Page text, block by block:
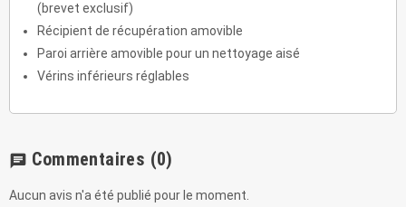
(brevet exclusif)
Récipient de récupération amovible
Paroi arrière amovible pour un nettoyage aisé
Vérins inférieurs réglables
chat Commentaires (0)
Aucun avis n'a été publié pour le moment.